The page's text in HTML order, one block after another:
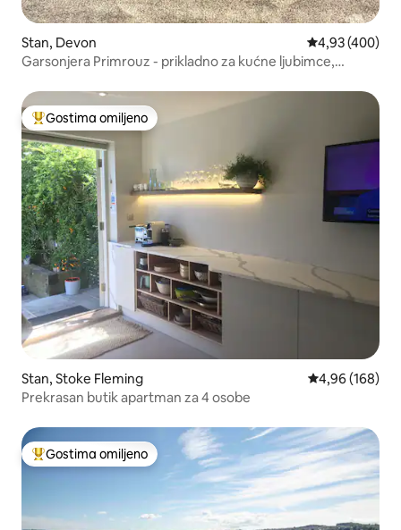
Stan, Devon Prosečna
4,93 (400)
Garsonjera Primrouz - prikladno za kućne ljubimce,
Najuspešniji među gostima omiljenim
Gostima omiljeno
Stan, Stoke Fleming Prosečna
4,96 (168)
Prekrasan butik apartman za 4 osobe
Najuspešniji među gostima omiljenim
Gostima omiljeno